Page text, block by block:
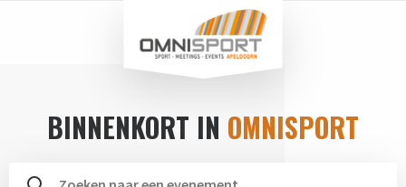
BINNENKORT IN OMNISPORT